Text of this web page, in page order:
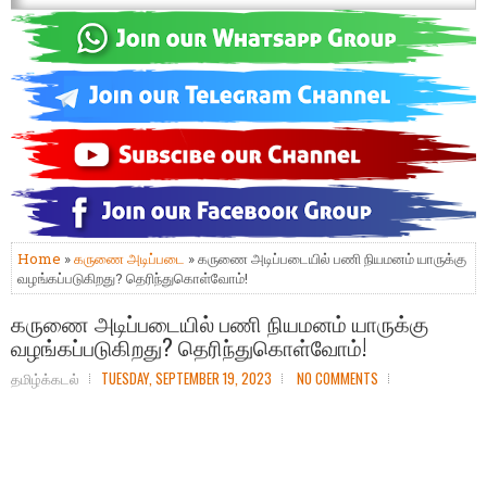
Home »கருணை அடிப்படை » கருணை அடிப்படையில் பணி நியமனம் யாருக்கு
வழங்கப்படுகிறது? தெரிந்துகொள்வோம்!
கருணை அடிப்படையில் பணி நியமனம் யாருக்கு
வழங்கப்படுகிறது? தெரிந்துகொள்வோம்!
தமிழ்க்கடல் TUESDAY, SEPTEMBER 19, 2023 NO COMMENTS